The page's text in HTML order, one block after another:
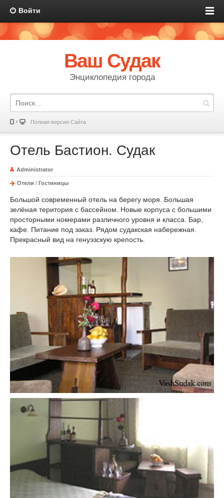
Войти
Ваш Судак
Энциклопедия города
Полная версия Сайта
Отель Бастион. Судак
Administrator
Отели / Гостиницы
Большой современный отель на берегу моря. Большая
зелёная територия с бассейном. Новые корпуса с большими
просторными номерами различного уровня и класса. Бар,
кафе. Питание под заказ. Рядом судакская набережная.
Прекрасный вид на генуэзскую крепость.